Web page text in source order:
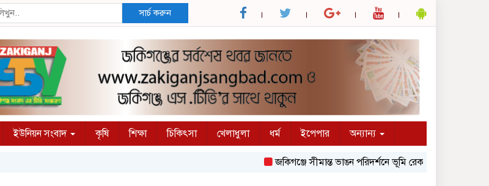
সার্চ করুন
ইউনিয়ন সংবাদ কৃষি শিক্ষা চিকিৎসা খেলাধুলা ধর্ম ইপেপার অন্যান্য
জকিগঞ্জে সীমান্ত ভাঙন পরিদর্শনে ভূমি রেকর্ড ও জরিপ অধিদপ্তরের